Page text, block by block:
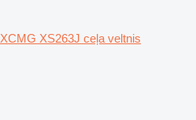
XCMG XS263J ceļa veltnis